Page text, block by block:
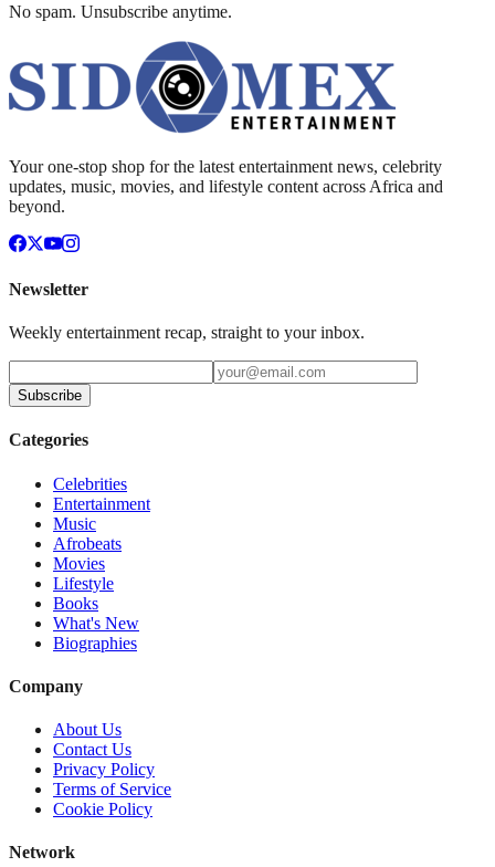
No spam. Unsubscribe anytime.
Your one-stop shop for the latest entertainment news, celebrity
updates, music, movies, and lifestyle content across Africa and
beyond.
Newsletter
Weekly entertainment recap, straight to your inbox.
Subscribe
Categories
Celebrities
Entertainment
Music
Afrobeats
Movies
Lifestyle
Books
What's New
Biographies
Company
About Us
Contact Us
Privacy Policy
Terms of Service
Cookie Policy
Network